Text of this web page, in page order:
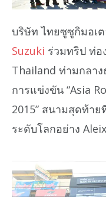
บริษัท ไทยซูซูกิมอเ
Suzuki ร่วมทริป ท่อ
Thailand ท่ามกลา
การแข่งขัน “Asia
2015” สนามสุดท้า
ระดับโลกอย่าง